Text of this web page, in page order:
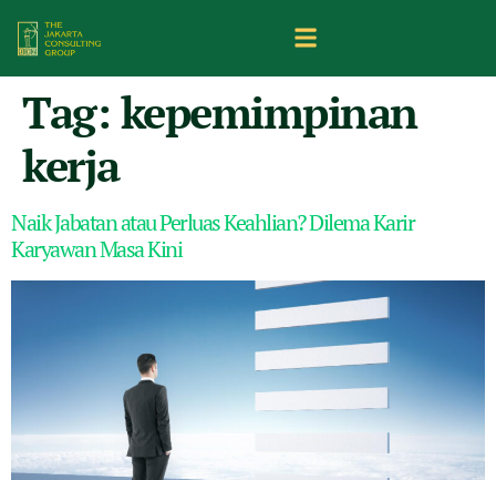
Tag: kepemimpinan
kerja
Naik Jabatan atau Perluas Keahlian? Dilema Karir
Karyawan Masa Kini